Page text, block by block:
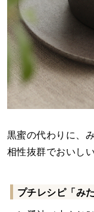
黒蜜の代わりに、
相性抜群でおいし
プチレシピ「み